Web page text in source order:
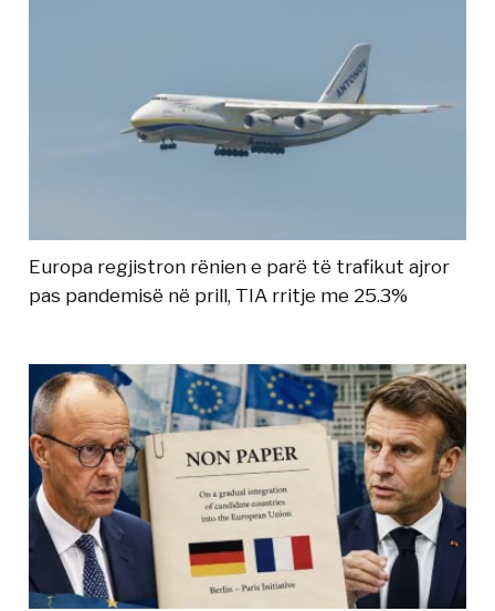
Europa regjistron rënien e parë të trafikut ajror
pas pandemisë në prill, TIA rritje me 25.3%